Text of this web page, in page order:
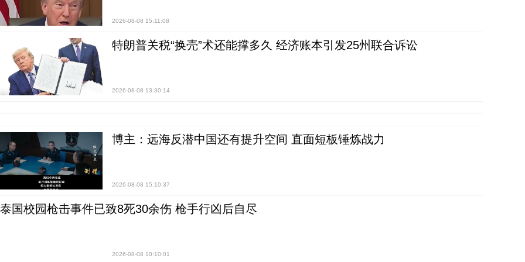
2026-08-08 15:11:08
特朗普关税“换壳”术还能撑多久 经济账本引发25州联合诉讼
2026-08-08 13:30:14
博主：远海反潜中国还有提升空间 直面短板锤炼战力
2026-08-08 15:10:37
泰国校园枪击事件已致8死30余伤 枪手行凶后自尽
2026-08-08 10:10:01